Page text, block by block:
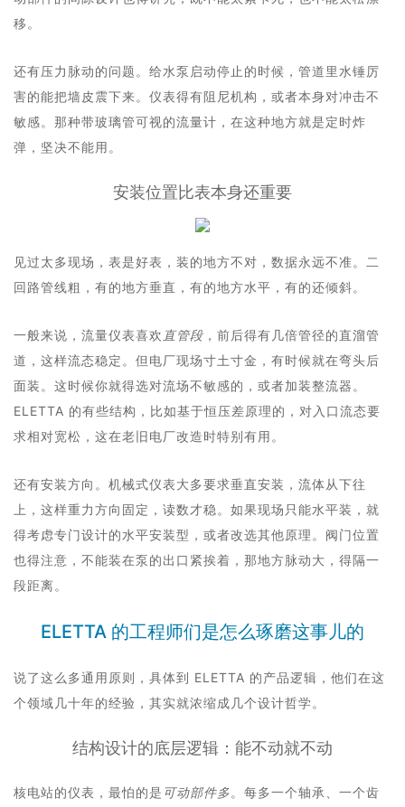
移。
还有压力脉动的问题。给水泵启动停止的时候，管道里水锤厉
害的能把墙皮震下来。仪表得有阻尼机构，或者本身对冲击不
敏感。那种带玻璃管可视的流量计，在这种地方就是定时炸
弹，坚决不能用。
安装位置比表本身还重要
见过太多现场，表是好表，装的地方不对，数据永远不准。二
回路管线粗，有的地方垂直，有的地方水平，有的还倾斜。
一般来说，流量仪表喜欢 直管段 ，前后得有几倍管径的直溜管
道，这样流态稳定。但电厂现场寸土寸金，有时候就在弯头后
面装。这时候你就得选对流场不敏感的，或者加装整流器。
ELETTA 的有些结构，比如基于恒压差原理的，对入口流态要
求相对宽松，这在老旧电厂改造时特别有用。
还有安装方向。机械式仪表大多要求垂直安装，流体从下往
上，这样重力方向固定，读数才稳。如果现场只能水平装，就
得考虑专门设计的水平安装型，或者改选其他原理。阀门位置
也得注意，不能装在泵的出口紧挨着，那地方脉动大，得隔一
段距离。
ELETTA 的工程师们是怎么琢磨这事儿的
说了这么多通用原则，具体到 ELETTA 的产品逻辑，他们在这
个领域几十年的经验，其实就浓缩成几个设计哲学。
结构设计的底层逻辑：能不动就不动
核电站的仪表，最怕的是 可动部件多。每多一个轴承、一个齿